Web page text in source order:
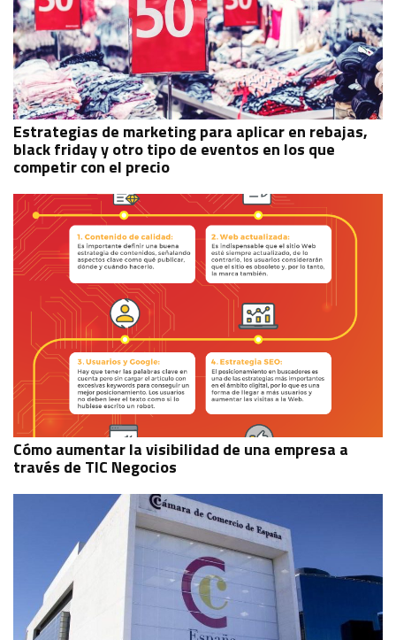
Estrategias de marketing para aplicar en rebajas,
black friday y otro tipo de eventos en los que
competir con el precio
Cómo aumentar la visibilidad de una empresa a
través de TIC Negocios